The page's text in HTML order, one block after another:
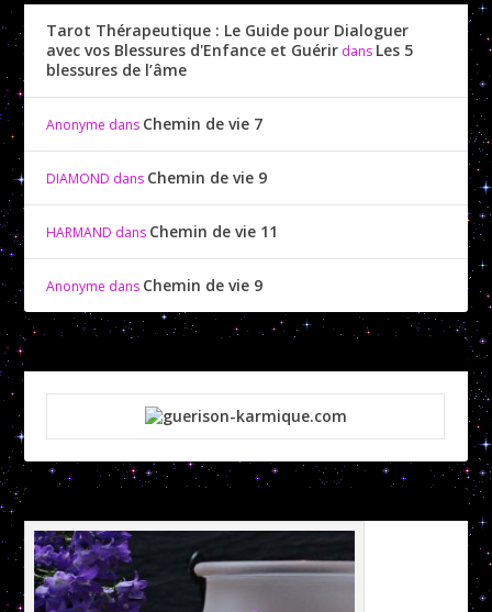
Tarot Thérapeutique : Le Guide pour Dialoguer
avec vos Blessures d'Enfance et Guérir dans Les 5
blessures de l’âme
Anonyme dans Chemin de vie 7
DIAMOND dans Chemin de vie 9
HARMAND dans Chemin de vie 11
Anonyme dans Chemin de vie 9